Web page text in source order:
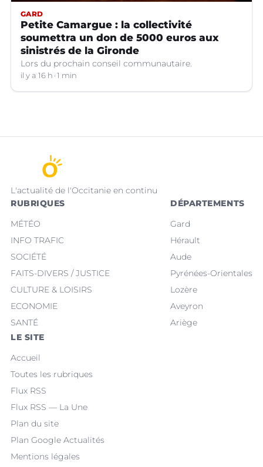
GARD
Petite Camargue : la collectivité
soumettra un don de 5000 euros aux
sinistrés de la Gironde
Lors du prochain conseil communautaire.
il y a 16 h 1 min
L'actualité de l'Occitanie en continu
RUBRIQUES
MÉTÉO
INFO TRAFIC
SOCIÉTÉ
FAITS-DIVERS / JUSTICE
CULTURE & LOISIRS
ECONOMIE
SANTÉ
DÉPARTEMENTS
Gard
Hérault
Aude
Pyrénées-Orientales
Lozère
Aveyron
Ariège
LE SITE
Accueil
Toutes les rubriques
Flux RSS
Flux RSS — La Une
Plan du site
Plan Google Actualités
Mentions légales